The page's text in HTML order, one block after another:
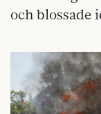
och blossade